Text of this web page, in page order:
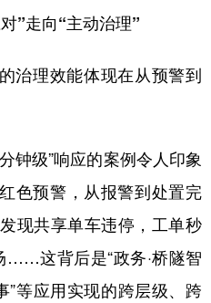
走向“主动治理”
理效能体现在从预警到
级”响应的案例令人印象
色预警，从报警到处置完
现共享单车违停，工单秒
……这背后是“政务·桥隧智
”等应用实现的跨层级、跨